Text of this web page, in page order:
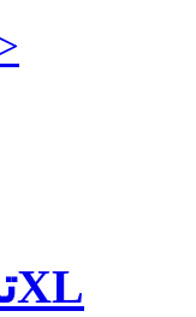
تسمه تایمینگ ۴۵۰XL